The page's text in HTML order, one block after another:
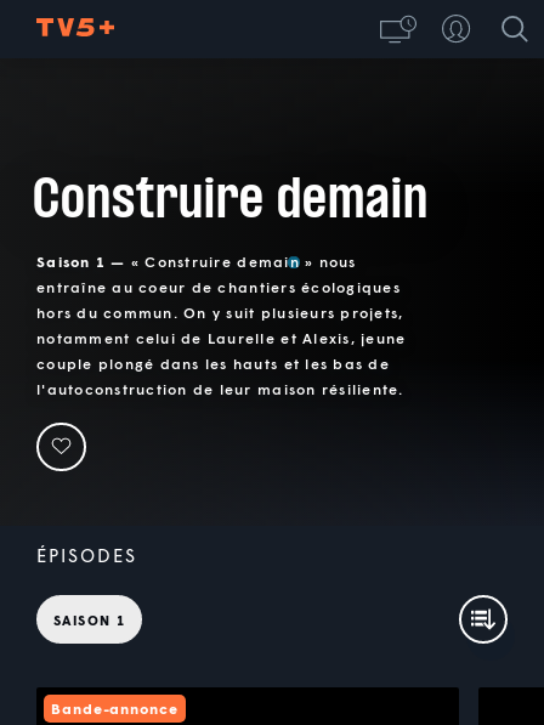
Construire demain
Saison 1 — « Construire demain » nous
entraîne au coeur de chantiers écologiques
hors du commun. On y suit plusieurs projets,
notamment celui de Laurelle et Alexis, jeune
couple plongé dans les hauts et les bas de
l'autoconstruction de leur maison résiliente.
ÉPISODES
SAISON 1
Bande-annonce